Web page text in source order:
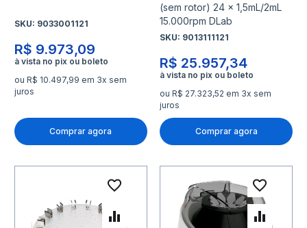
SKU: 9033001121
R$ 9.973,09
ou R$ 10.497,99 em 3x sem
juros
Comprar agora
(sem rotor) 24 x 1,5mL/2mL
15.000rpm DLab
SKU: 9013111121
R$ 25.957,34
ou R$ 27.323,52 em 3x sem
juros
Comprar agora
Adicionar à lista de